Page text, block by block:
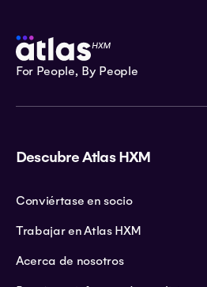
For People, By People
Descubre Atlas HXM
Conviértase en socio
Trabajar en Atlas HXM
Acerca de nosotros